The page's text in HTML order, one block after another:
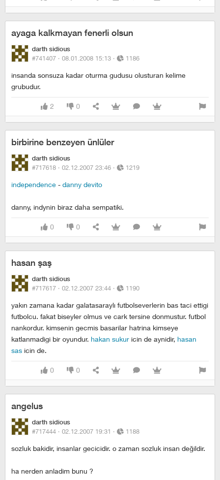
ayaga kalkmayan fenerli olsun
darth sidious
#741407 · 08.01.2008 15:13 · 1186
insanda sonsuza kadar oturma gudusu olusturan kelime
grubudur.
2 0
birbirine benzeyen ünlüler
darth sidious
#717618 · 02.12.2007 23:46 · 1219
independence - danny devito
danny, indynin biraz daha sempatiki.
0 0
hasan şaş
darth sidious
#717617 · 02.12.2007 23:44 · 1190
yakın zamana kadar galatasaraylı futbolseverlerin bas taci ettigi
futbolcu. fakat biseyler olmus ve cark tersine donmustur. futbol
nankordur. kimsenin gecmis basarilar hatrina kimseye
katlanmadigi bir oyundur. hakan sukur icin de aynidir, hasan
sas icin de.
0 0
angelus
darth sidious
#717444 · 02.12.2007 19:31 · 1188
sozluk bakidir, insanlar gecicidir. o zaman sozluk insan değildir.
ha nerden anladim bunu ?